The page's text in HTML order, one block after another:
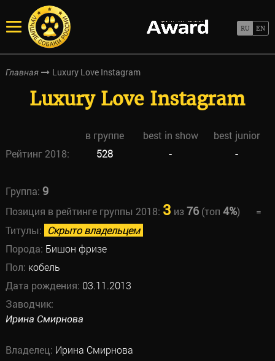
Главная Luxury Love Instagram
Luxury Love Instagram
в группе best in show
best junior
Рейтинг 2018:
528 - -
Группа: 9
Позиция в рейтинге группы 2018: 3 из76(топ 4%)
=
Титулы: Скрыто владельцем
Порода: Бишон фризе
Пол: кобель
Дата рождения: 03.11.2013
Заводчик:
Ирина Смирнова
Владелец: Ирина Смирнова